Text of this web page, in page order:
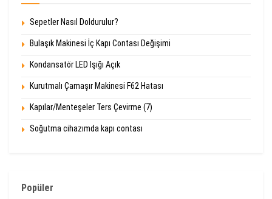
Sepetler Nasıl Doldurulur?
Bulaşık Makinesi İç Kapı Contası Değişimi
Kondansatör LED Işığı Açık
Kurutmalı Çamaşır Makinesi F62 Hatası
Kapılar/Menteşeler Ters Çevirme (7)
Soğutma cihazımda kapı contası
Popüler